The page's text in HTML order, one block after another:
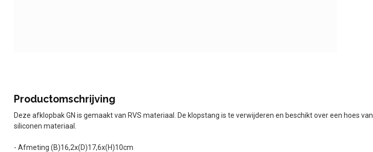
Productomschrijving
Deze afklopbak GN is gemaakt van RVS materiaal. De klopstang is te verwijderen en beschikt over een hoes van
siliconen materiaal.
- Afmeting (B)16,2x(D)17,6x(H)10cm